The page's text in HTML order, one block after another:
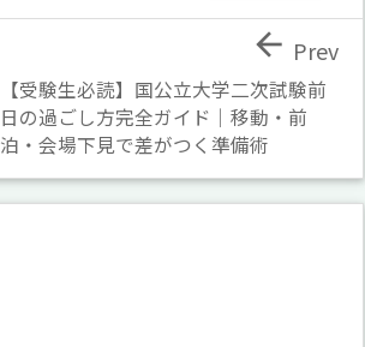
【受験生必読】国公立大学二次試験前
日の過ごし方完全ガイド｜移動・前
泊・会場下見で差がつく準備術
 Prev